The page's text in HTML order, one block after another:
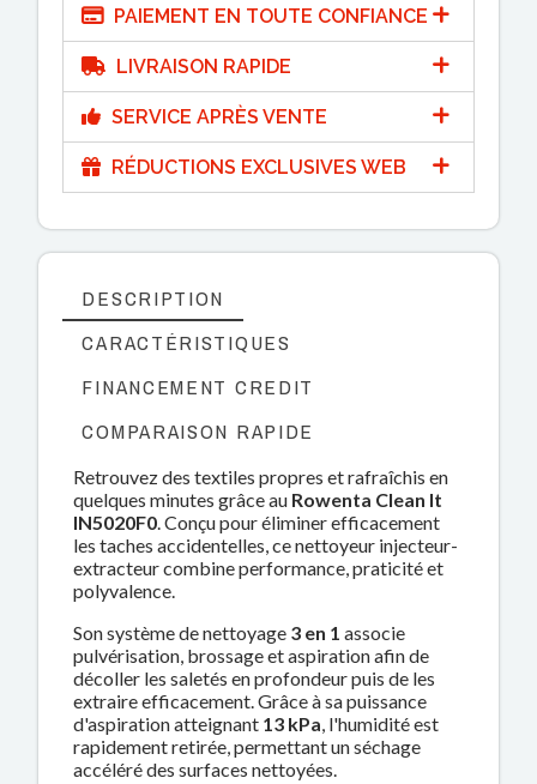
PAIEMENT EN TOUTE CONFIANCE
LIVRAISON RAPIDE
SERVICE APRÈS VENTE
RÉDUCTIONS EXCLUSIVES WEB
DESCRIPTION
CARACTÉRISTIQUES
FINANCEMENT CREDIT
COMPARAISON RAPIDE
Retrouvez des textiles propres et rafraîchis en
quelques minutes grâce au Rowenta Clean It
IN5020F0. Conçu pour éliminer efficacement
les taches accidentelles, ce nettoyeur injecteur-
extracteur combine performance, praticité et
polyvalence.
Son système de nettoyage 3 en 1 associe
pulvérisation, brossage et aspiration afin de
décoller les saletés en profondeur puis de les
extraire efficacement. Grâce à sa puissance
d'aspiration atteignant 13 kPa, l'humidité est
rapidement retirée, permettant un séchage
accéléré des surfaces nettoyées.